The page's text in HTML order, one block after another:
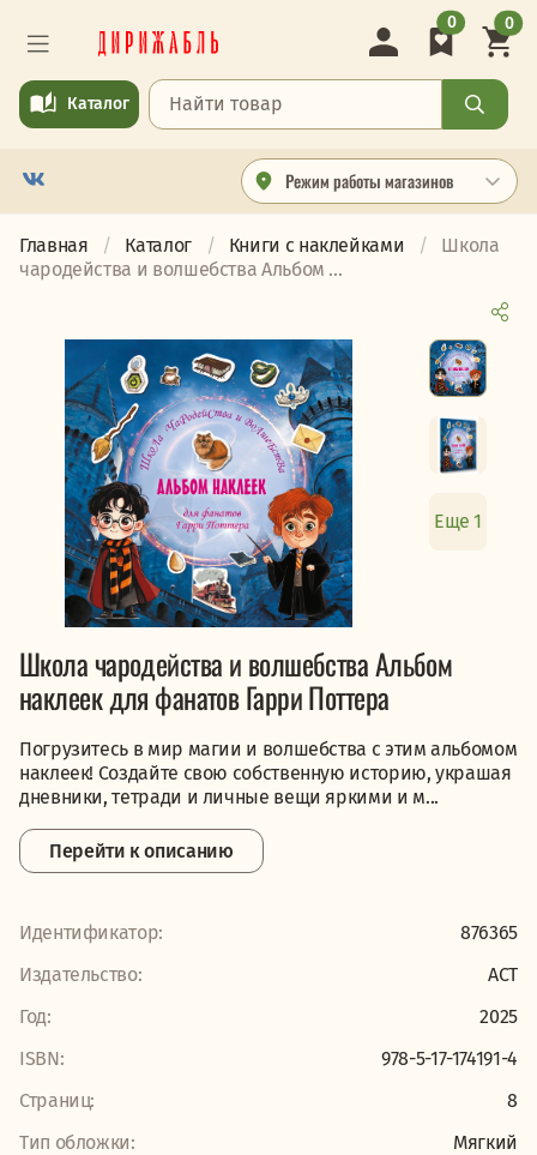
Режим работы магазинов
Каталог
0 0
Главная Каталог Книги с наклейками
Школа
чародейства и волшебства Альбом ...
Еще 1
Школа чародейства и волшебства Альбом
наклеек для фанатов Гарри Поттера
Погрузитесь в мир магии и волшебства с этим альбомом
наклеек! Создайте свою собственную историю, украшая
дневники, тетради и личные вещи яркими и м...
Перейти к описанию
Идентификатор:
876365
Издательство:
АСТ
Год:
2025
ISBN:
978-5-17-174191-4
Страниц:
8
Тип обложки:
Мягкий